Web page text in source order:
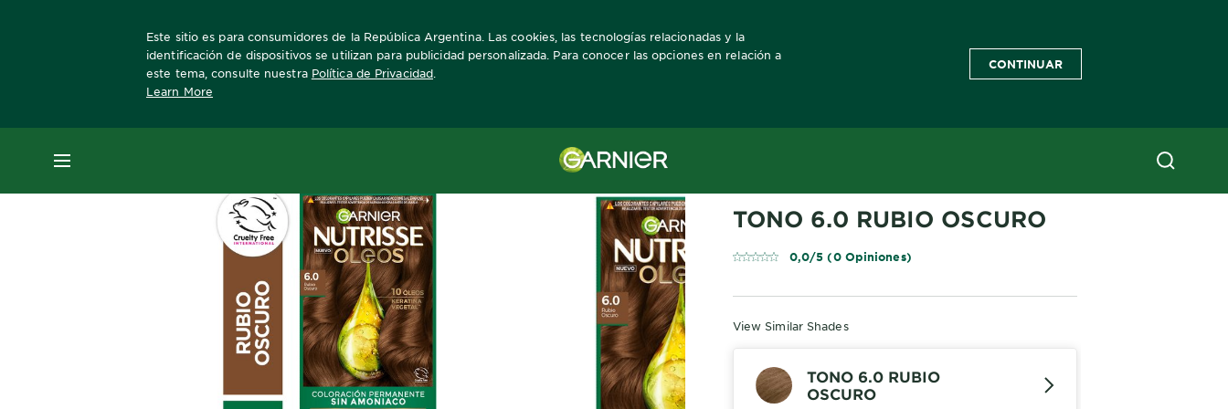
Este sitio es para consumidores de la República Argentina. Las cookies, las tecnologías relacionadas y la
identificación de dispositivos se utilizan para publicidad personalizada. Para conocer las opciones en relación a
este tema, consulte nuestra Política de Privacidad
Learn More
CONTINUAR
MENÚ
Home Nutrisse
TONO 6.0 RUBIO OSCURO
0,0/5 (0 Opiniones)
View Similar Shades
TONO 6.0 RUBIO
OSCURO